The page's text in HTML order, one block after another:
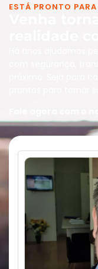
ESTÁ PRONTO
Venha
realidade
Há anos ajudamos
com segurança,
próximo. Seja para
prontos para tornar
Fale agora com o